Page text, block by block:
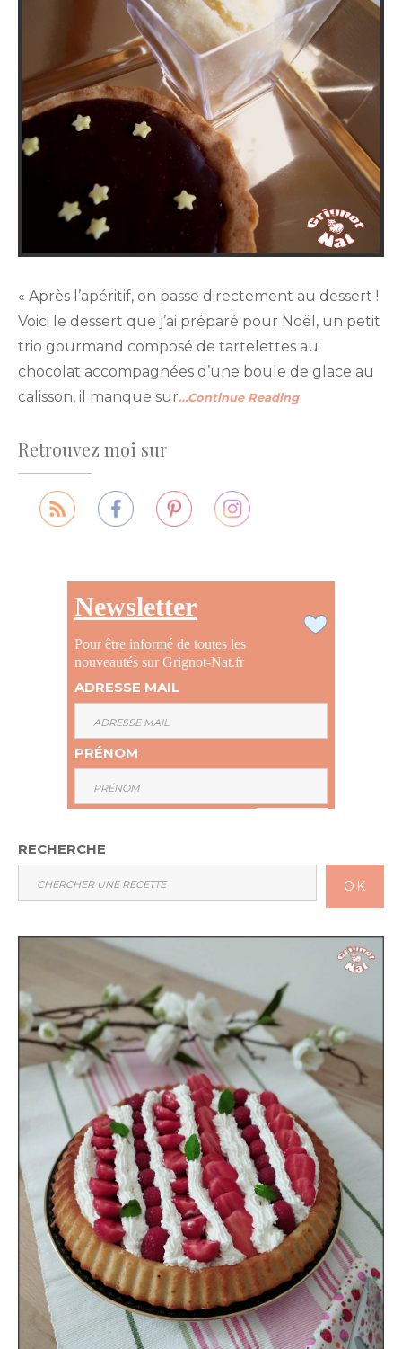
« Après l’apéritif, on passe directement au dessert !
Voici le dessert que j’ai préparé pour Noël, un petit
trio gourmand composé de tartelettes au
chocolat accompagnées d’une boule de glace au
calisson, il manque sur…Continue Reading
Retrouvez moi sur
Newsletter
Pour être informé de toutes les
nouveautés sur Grignot-Nat.fr
ADRESSE MAIL
PRÉNOM
RECHERCHE
OK